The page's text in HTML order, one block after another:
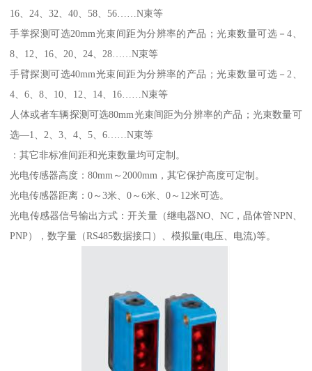
16、24、32、40、58、56……N束等
手掌探测可选20mm光束间距为分辨率的产品；光束数量可选－4、
8、12、16、20、24、28……N束等
手臂探测可选40mm光束间距为分辨率的产品；光束数量可选－2、
4、6、8、10、12、14、16……N束等
人体或者车辆探测可选80mm光束间距为分辨率的产品；光束数量可
选—1、2、3、4、5、6……N束等
：其它非标准间距和光束数量均可定制。
光电传感器高度：80mm～2000mm，其它保护高度可定制。
光电传感器距离：0～3米、0～6米、0～12米可选。
光电传感器信号输出方式：开关量（继电器NO、NC，晶体管NPN、
PNP），数字量（RS485数据接口）、模拟量(电压、电流)等。